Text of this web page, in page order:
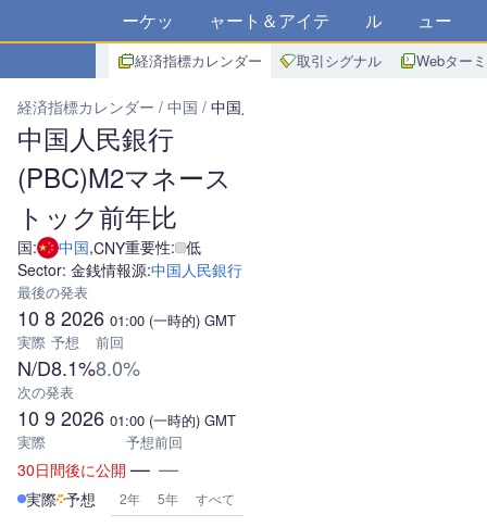
マーケット チャート＆アイデア アルゴ ニュース
経済指標カレンダー 取引シグナル Webター
経済指標カレンダー 中国 中国人民銀行(PBC)M2マネーストック
中国人民銀行
(PBC)M2マネース
トック前年比
国: 中国,CNY重要性: 低
Sector: 金銭情報源:中国人民銀行
最後の発表
10 8 2026 01:00 (一時的) GMT
実際
N/D
予想
8.1%
前回
8.0%
次の発表
10 9 2026 01:00 (一時的) GMT
実際
30日間後に公開
予想
—
前回
—
実際 予想 2年 5年 すべて